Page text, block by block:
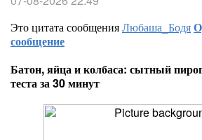
Это цитата сообщенияЛюбаша_Бодя
сообщение
Батон, яйца и колбаса: сытный пирог
теста за 30 минут